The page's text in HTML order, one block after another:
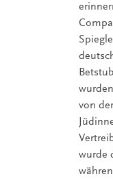
von
wurde